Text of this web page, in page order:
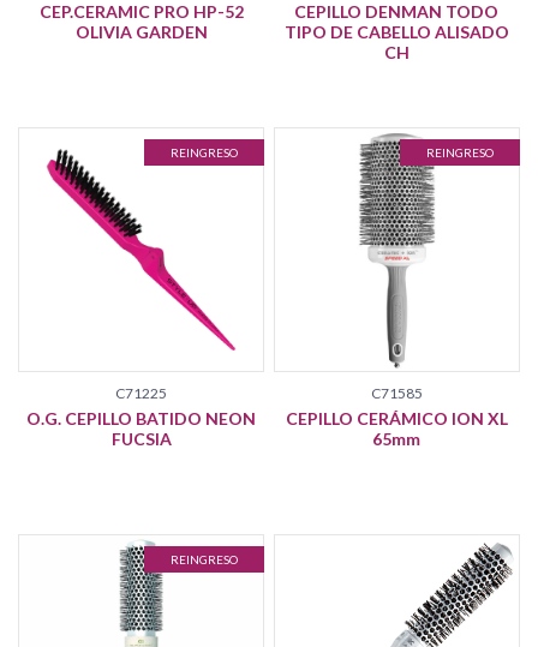
CEP.CERAMIC PRO HP-52
OLIVIA GARDEN
CEPILLO DENMAN TODO
TIPO DE CABELLO ALISADO
CH
REINGRESO
C71225
O.G. CEPILLO BATIDO NEON
FUCSIA
REINGRESO
C71585
CEPILLO CERÁMICO ION XL
65mm
REINGRESO